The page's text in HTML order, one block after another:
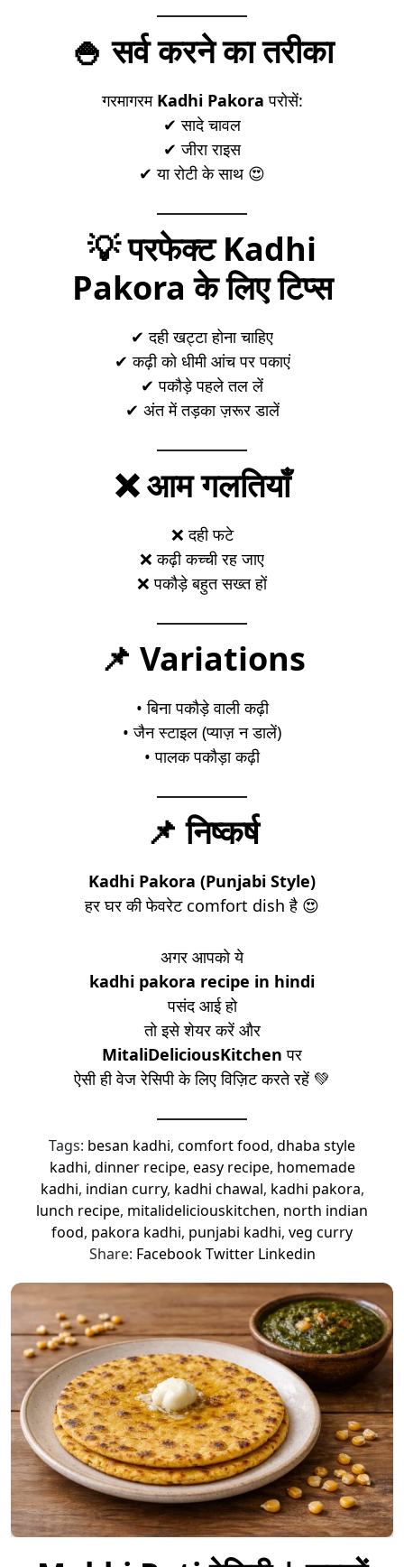
🍚 सर्व करने का तरीका
गरमागरम Kadhi Pakora परोसें:
✔ सादे चावल
✔ जीरा राइस
✔ या रोटी के साथ 😍
💡 परफेक्ट Kadhi
Pakora के लिए टिप्स
✔ दही खट्टा होना चाहिए
✔ कढ़ी को धीमी आंच पर पकाएं
✔ पकौड़े पहले तल लें
✔ अंत में तड़का ज़रूर डालें
❌ आम गलतियाँ
❌ दही फटे
❌ कढ़ी कच्ची रह जाए
❌ पकौड़े बहुत सख्त हों
📌 Variations
• बिना पकौड़े वाली कढ़ी
• जैन स्टाइल (प्याज़ न डालें)
• पालक पकौड़ा कढ़ी
📌 निष्कर्ष
Kadhi Pakora (Punjabi Style)
हर घर की फेवरेट comfort dish है 😍
अगर आपको ये
kadhi pakora recipe in hindi
पसंद आई हो
तो इसे शेयर करें और
MitaliDeliciousKitchen पर
ऐसी ही वेज रेसिपी के लिए विज़िट करते रहें 💚
Tags: besan kadhi, comfort food, dhaba style
kadhi, dinner recipe, easy recipe, homemade
kadhi, indian curry, kadhi chawal, kadhi pakora,
lunch recipe, mitalideliciouskitchen, north indian
food, pakora kadhi, punjabi kadhi, veg curry
Share: Facebook Twitter Linkedin